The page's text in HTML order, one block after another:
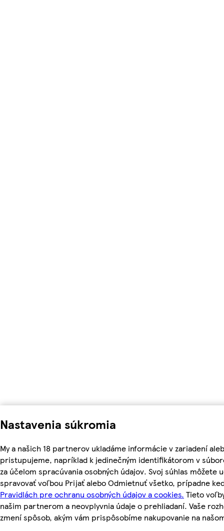
Nastavenia súkromia
My a našich 18 partnerov ukladáme informácie v zariadení
pristupujeme, napríklad k jedinečným identifikátorom v
za účelom spracúvania osobných údajov. Svoj súhlas môžete
spravovať voľbou Prijať alebo Odmietnuť všetko, prípadne
Pravidlách pre ochranu osobných údajov a cookies. Tieto
našim partnerom a neovplyvnia údaje o prehliadaní. Vaše
zmení spôsob, akým vám prispôsobíme nakupovanie na